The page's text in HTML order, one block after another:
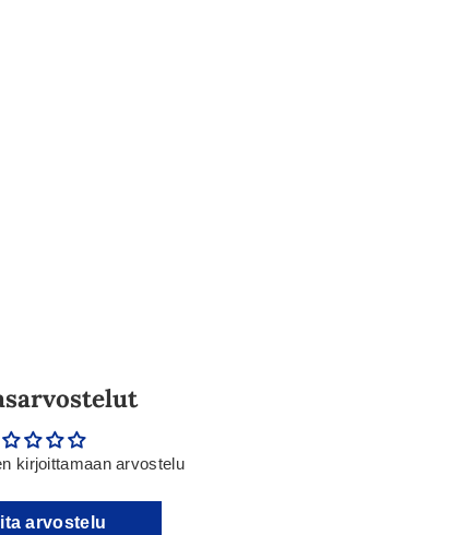
kirjoittamaan arvostelu
arvostelu